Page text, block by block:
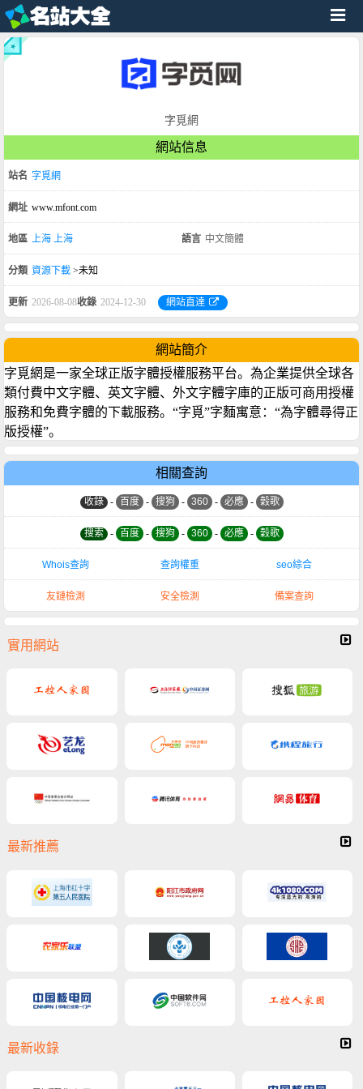
字覓網
網站信息
站名 字覓網
網址 www.mfont.com
地區 上海 上海 語言 中文簡體
分類 資源下載 >未知
更新 2026-08-08收錄 2024-12-30 網站直達
網站簡介
字覓網是一家全球正版字體授權服務平台。為企業提供全球各
類付費中文字體、英文字體、外文字體字庫的正版可商用授權
服務和免費字體的下載服務。“字覓”字麵寓意：“為字體尋得正
版授權”。
相關查詢
收錄 - 百度 - 搜狗 - 360 - 必應 - 穀歌
搜索 - 百度 - 搜狗 - 360 - 必應 - 穀歌
Whois查詢 查詢權重 seo綜合
友鏈檢測 安全檢測 備案查詢
實用網站
最新推薦
最新收錄